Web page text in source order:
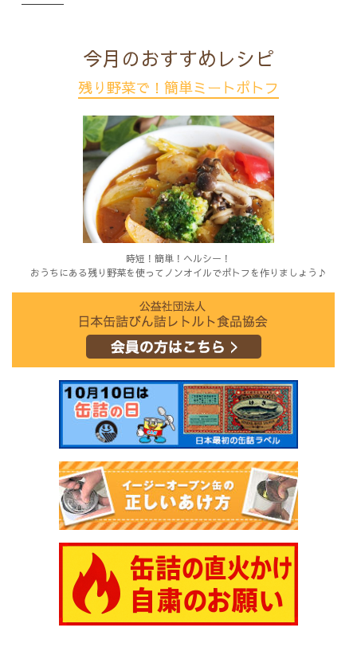
今月のおすすめレシピ
残り野菜で！簡単ミートポトフ
時短！簡単！ヘルシー！
おうちにある残り野菜を使ってノンオイルでポトフを作りましょう♪